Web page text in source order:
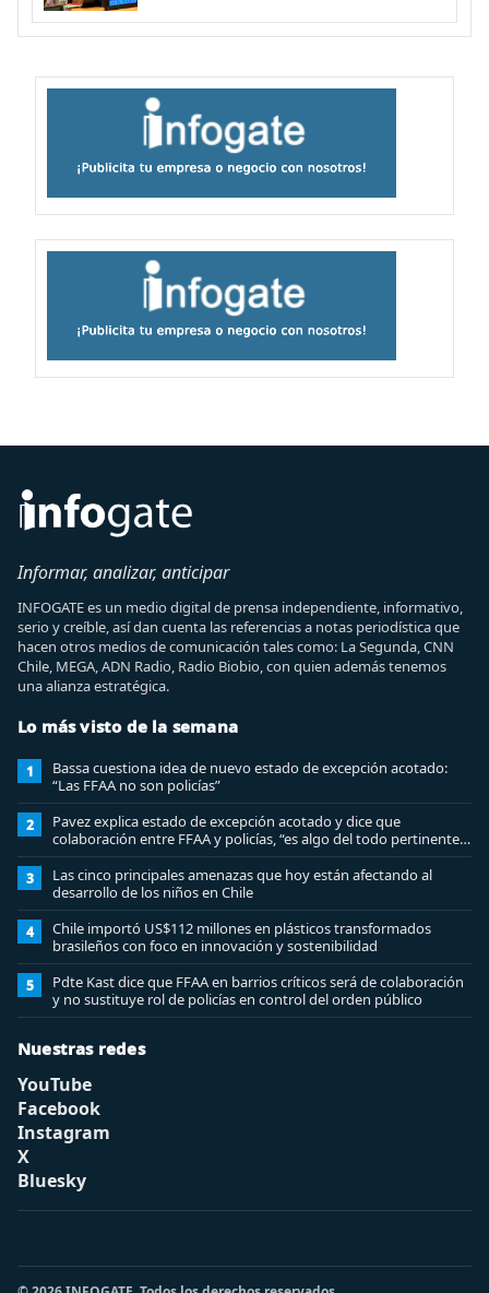
Informar, analizar, anticipar
INFOGATE es un medio digital de prensa independiente, informativo,
serio y creíble, así dan cuenta las referencias a notas periodística que
hacen otros medios de comunicación tales como: La Segunda, CNN
Chile, MEGA, ADN Radio, Radio Biobio, con quien además tenemos
una alianza estratégica.
Lo más visto de la semana
1
Bassa cuestiona idea de nuevo estado de excepción acotado:
“Las FFAA no son policías”
2
Pavez explica estado de excepción acotado y dice que
colaboración entre FFAA y policías, “es algo del todo pertinente
analizar”
3
Las cinco principales amenazas que hoy están afectando al
desarrollo de los niños en Chile
4
Chile importó US$112 millones en plásticos transformados
brasileños con foco en innovación y sostenibilidad
5
Pdte Kast dice que FFAA en barrios críticos será de colaboración
y no sustituye rol de policías en control del orden público
Nuestras redes
YouTube
Facebook
Instagram
X
Bluesky